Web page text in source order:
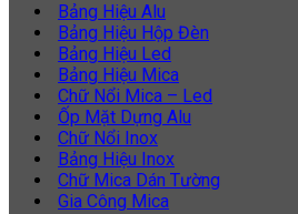
Bảng Hiệu Alu
Bảng Hiệu Hộp Đèn
Bảng Hiệu Led
Bảng Hiệu Mica
Chữ Nổi Mica – Led
Ốp Mặt Dựng Alu
Chữ Nổi Inox
Bảng Hiệu Inox
Chữ Mica Dán Tường
Gia Công Mica